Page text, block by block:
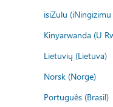
isiZulu
Kinyarwanda (U
Lietuvių (Lietuva)
Norsk (Norge)
Português (Brasil)